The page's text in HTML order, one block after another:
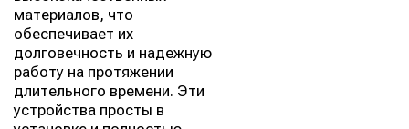
материалов, что
обеспечивает их
долговечность и надежную
работу на протяжении
длительного времени. Эти
устройства просты в